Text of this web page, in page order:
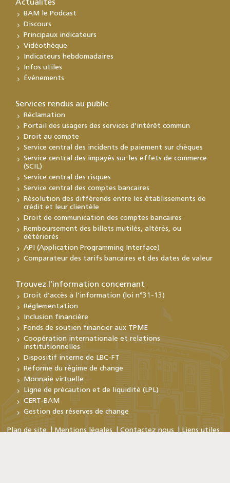
Actualités
BAM le Podcast
Discours
Principaux indicateurs
Vidéothèque
Indicateurs hebdomadaires
Infos utiles
Événements
Services rendus au public
Réclamation
Portail des usagers des services d’intérêt commun
Droit au compte
Service central des incidents de paiement sur chèques
Service central des impayés sur les effets de commerce
(SCIL)
Service central des risques
Service central des comptes bancaires
Résolution des différends entre les établissements de
crédit et leur clientèle
Droit de communication des comptes bancaires
Remboursement des billets mutilés, altérés, ou
détériorés
API (Application Programming Interface)
Comparateur des tarifs bancaires et des dates de valeur
Trouvez l’information concernant
Droit d’accès à l’information (loi n°31-13)
Réglementation
Inclusion financière
Fonds de soutien financier aux TPME
Coopération internationale et relations
institutionnelles
Dispositif interne de LBC-FT
Réforme du régime de change
Monnaie virtuelle
Ligne de précaution et de liquidité (LPL)
CERT-BAM
Gestion des réserves de change
Plan de site Mentions légales Contactez nous Liens utiles